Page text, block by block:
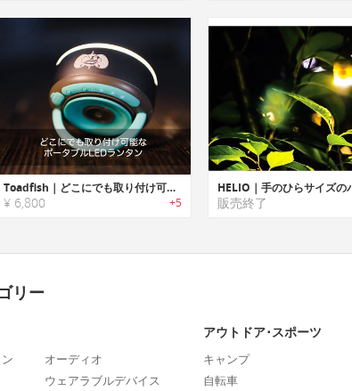
Toadfish｜どこにでも取り付け可能なポータブルLEDランタン「トードフィッシュ」
¥ 6,800 +5 販売終了
リー
オーディオ
ウェアラブルデバイス
アウトドア･スポーツ
キャンプ
自転車